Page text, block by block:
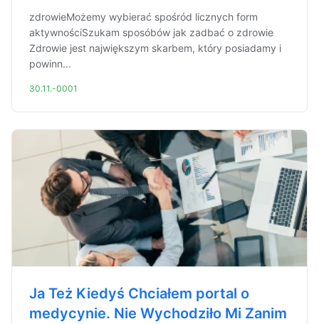
zdrowieMożemy wybierać spośród licznych form
aktywnościSzukam sposóbów jak zadbać o zdrowie
Zdrowie jest największym skarbem, który posiadamy i
powinn...
30.11.-0001
Ja Też Kiedyś Chciałem portal o
medycynie. Nie Wychodziło Mi Zanim